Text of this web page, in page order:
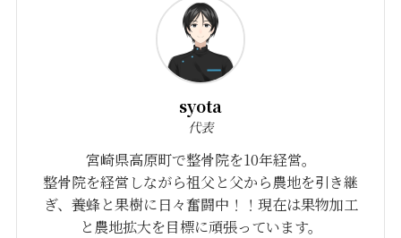
syota
代表
宮崎県高原町で整骨院を10年経営。
整骨院を経営しながら祖父と父から農地を引き継
ぎ、養蜂と果樹に日々奮闘中！！現在は果物加工
と農地拡大を目標に頑張っています。